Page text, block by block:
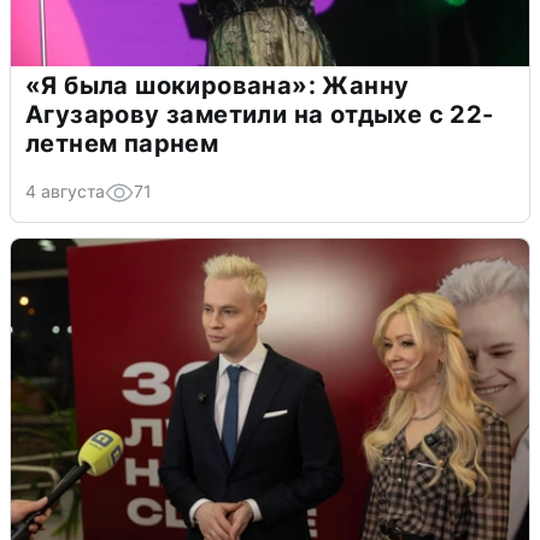
«Я была шокирована»: Жанну
Агузарову заметили на отдыхе с 22-
летнем парнем
4 августа 71